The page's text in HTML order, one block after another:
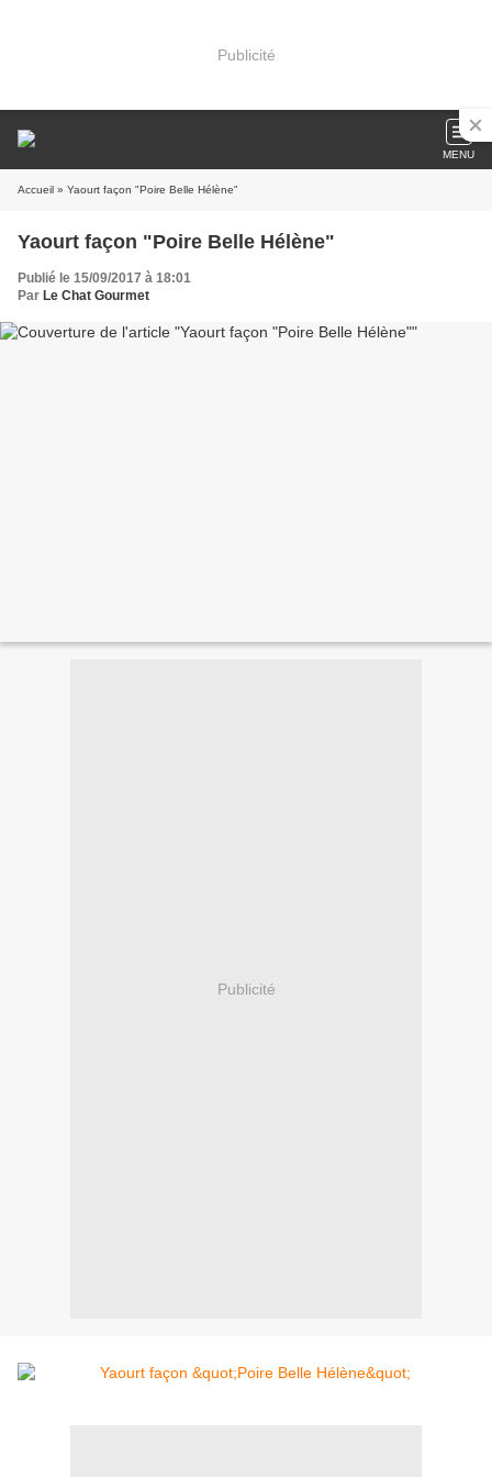
Publicité
MENU
Accueil » Yaourt façon "Poire Belle Hélène"
Yaourt façon "Poire Belle Hélène"
Publié le 15/09/2017 à 18:01
Par Le Chat Gourmet
Publicité